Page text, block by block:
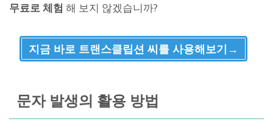
무료로 체험 해 보지 않겠습니까?
지금 바로 트랜스클립션 씨를 사용해보기→
문자 발생의 활용 방법